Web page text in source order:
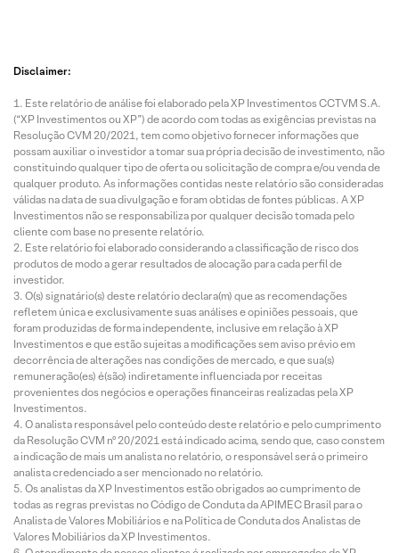
Disclaimer:
Este relatório de análise foi elaborado pela XP Investimentos CCTVM S.A.
(“XP Investimentos ou XP”) de acordo com todas as exigências previstas na
Resolução CVM 20/2021, tem como objetivo fornecer informações que
possam auxiliar o investidor a tomar sua própria decisão de investimento, não
constituindo qualquer tipo de oferta ou solicitação de compra e/ou venda de
qualquer produto. As informações contidas neste relatório são consideradas
válidas na data de sua divulgação e foram obtidas de fontes públicas. A XP
Investimentos não se responsabiliza por qualquer decisão tomada pelo
cliente com base no presente relatório.
Este relatório foi elaborado considerando a classificação de risco dos
produtos de modo a gerar resultados de alocação para cada perfil de
investidor.
O(s) signatário(s) deste relatório declara(m) que as recomendações
refletem única e exclusivamente suas análises e opiniões pessoais, que
foram produzidas de forma independente, inclusive em relação à XP
Investimentos e que estão sujeitas a modificações sem aviso prévio em
decorrência de alterações nas condições de mercado, e que sua(s)
remuneração(es) é(são) indiretamente influenciada por receitas
provenientes dos negócios e operações financeiras realizadas pela XP
Investimentos.
O analista responsável pelo conteúdo deste relatório e pelo cumprimento
da Resolução CVM nº 20/2021 está indicado acima, sendo que, caso constem
a indicação de mais um analista no relatório, o responsável será o primeiro
analista credenciado a ser mencionado no relatório.
Os analistas da XP Investimentos estão obrigados ao cumprimento de
todas as regras previstas no Código de Conduta da APIMEC Brasil para o
Analista de Valores Mobiliários e na Política de Conduta dos Analistas de
Valores Mobiliários da XP Investimentos.